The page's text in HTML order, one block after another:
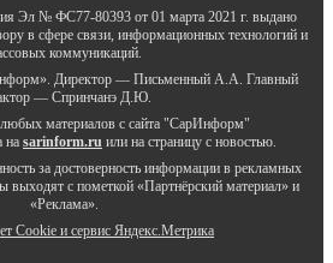
Эл № ФС77-80393 от 01 марта 2021 г. выдано
в сфере связи, информационных технологий и
коммуникаций.
Директор — Письменный А.А. Главный
— Спринчанэ Д.Ю.
материалов с сайта "СарИнформ"
на sarinform.ru или на страницу с новостью.
за достоверность информации в рекламных
выходят с пометкой «Партнёрский материал» и
«Реклама».
Cookie и сервиc Яндекс.Метрика